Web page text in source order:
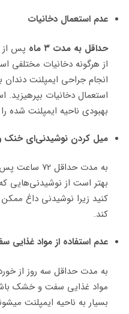
عدم استعمال دخانیات
حداقل به مدت ۳ ماه
پس از
از هرگونه دخانیات مختلفی
انجام جراحی ایمپلنت
استعمال دخانیات بپرهیزید.
بهبودی ناحیه ایمپلنت شده
میل کردن نوشیدنی‌ای خنک
به مدت
بهتر است از نوشیدنی‌‌هایی
کنید زیرا نوشیدنی داغ
کند.
عدم استفاده از مواد غذایی
به مدت حداقل سه روز از
مواد غذایی سفت و خشک
بسیار به ناحیه ایمپلنت